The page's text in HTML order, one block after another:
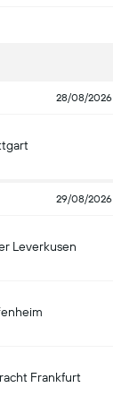
28/08/2026
29/08/2026
Leverkusen
Frankfurt